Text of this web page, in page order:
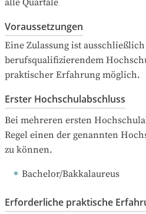
Voraussetzungen
Eine Zulassung ist
berufsqualifizierendem
praktischer Erfahrung möglich.
Erster Hochschulabschluss
Bei mehreren ersten
Regel einen der genannten
zu können.
Bachelor/Bakkalaureus
Erforderliche praktische